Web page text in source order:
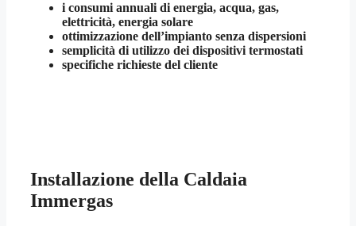
i consumi annuali di energia, acqua, gas,
elettricità, energia solare
ottimizzazione dell’impianto senza dispersioni
semplicità di utilizzo dei dispositivi termostati
specifiche richieste del cliente
Installazione della Caldaia
Immergas